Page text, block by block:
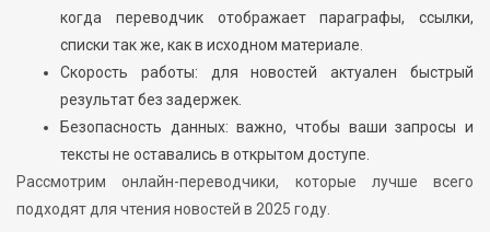
когда переводчик отображает параграфы, ссылки,
списки так же, как в исходном материале.
Скорость работы: для новостей актуален быстрый
результат без задержек.
Безопасность данных: важно, чтобы ваши запросы и
тексты не оставались в открытом доступе.
Рассмотрим онлайн-переводчики, которые лучше всего
подходят для чтения новостей в 2025 году.